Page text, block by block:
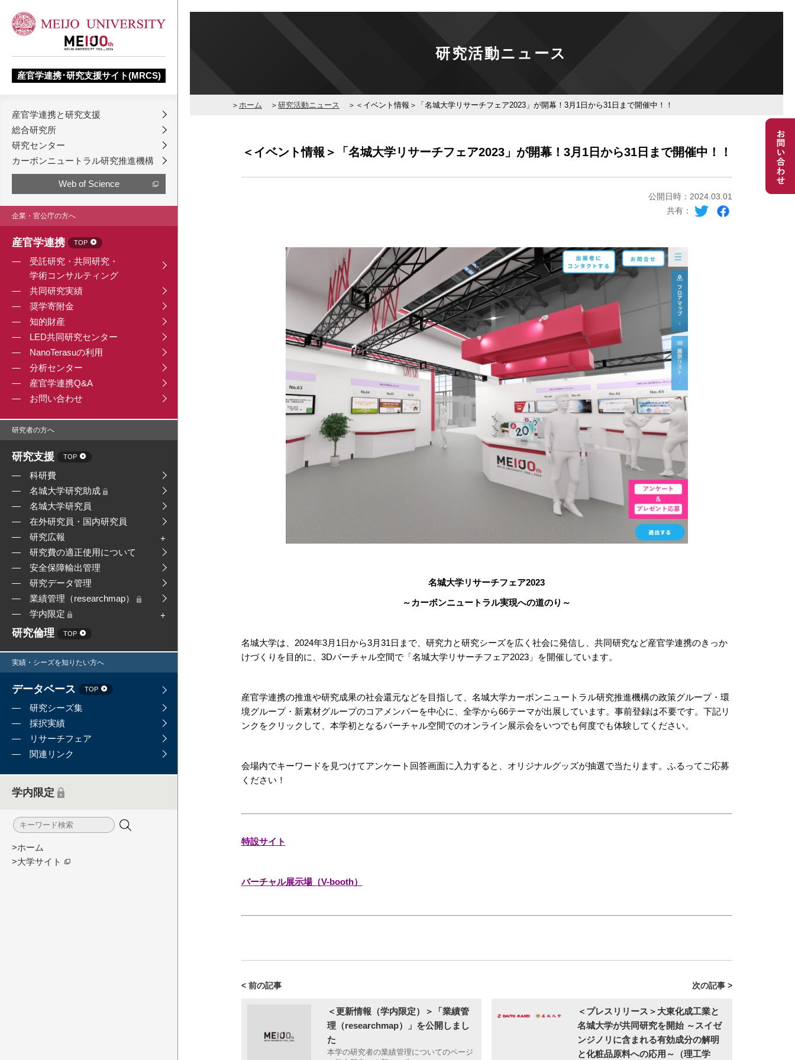
産官学連携･研究支援サイト(MRCS)
産官学連携と研究支援
総合研究所
研究センター
カーボンニュートラル研究推進機構
Web of Science
企業・官公庁の方へ
産官学連携 TOP
受託研究・共同研究・
学術コンサルティング
共同研究実績
奨学寄附金
知的財産
LED共同研究センター
NanoTerasuの利用
分析センター
産官学連携Q&A
お問い合わせ
研究者の方へ
研究支援 TOP
科研費
名城大学研究助成
名城大学研究員
在外研究員・国内研究員
研究広報
研究費の適正使用について
安全保障輸出管理
研究データ管理
業績管理（researchmap）
学内限定
研究倫理 TOP
実績・シーズを知りたい方へ
データベース TOP
研究シーズ集
採択実績
リサーチフェア
関連リンク
学内限定
>ホーム
>大学サイト
研究活動ニュース
ホーム 研究活動ニュース ＜イベント情報＞「名城大学リサーチフェア2023」が開幕！3月1日から31日まで開催中！！
＜イベント情報＞「名城大学リサーチフェア2023」が開幕！3月1日から31日まで開催中！！
公開日時：2024.03.01
共有：
名城大学リサーチフェア2023
～カーボンニュートラル実現への道のり～
名城大学は、2024年3月1日から3月31日まで、研究力と研究シーズを広く社会に発信し、共同研究など産官学連携のきっか
けづくりを目的に、3Dバーチャル空間で「名城大学リサーチフェア2023」を開催しています。
産官学連携の推進や研究成果の社会還元などを目指して、名城大学カーボンニュートラル研究推進機構の政策グループ・環
境グループ・新素材グループのコアメンバーを中心に、全学から66テーマが出展しています。事前登録は不要です。下記リ
ンクをクリックして、本学初となるバーチャル空間でのオンライン展示会をいつでも何度でも体験してください。
会場内でキーワードを見つけてアンケート回答画面に入力すると、オリジナルグッズが抽選で当たります。ふるってご応募
ください！
特設サイト
バーチャル展示場（V-booth）
< 前の記事
＜更新情報（学内限定）＞「業績管
理（researchmap）」を公開しまし
た
本学の研究者の業績管理についてのページ
次の記事 >
＜プレスリリース＞大東化成工業と
名城大学が共同研究を開始 ～スイゼ
ンジノリに含まれる有効成分の解明
と化粧品原料への応用～（理工学